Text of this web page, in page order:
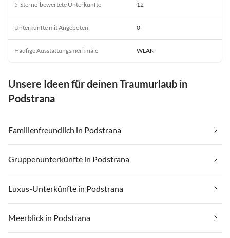
5-Sterne-bewertete Unterkünfte 12
Unterkünfte mit Angeboten 0
Häufige Ausstattungsmerkmale WLAN
Unsere Ideen für deinen Traumurlaub in
Podstrana
Familienfreundlich in Podstrana
Gruppenunterkünfte in Podstrana
Luxus-Unterkünfte in Podstrana
Meerblick in Podstrana